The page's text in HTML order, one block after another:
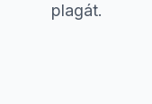
plagát.